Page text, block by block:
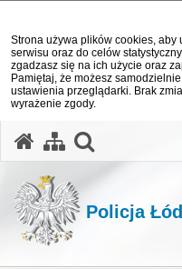
Strona używa plików cookies, aby
serwisu oraz do celów
zgadzasz się na ich użycie oraz
Pamiętaj, że możesz
ustawienia przeglądarki. Brak
wyrażenie zgody.
Policja